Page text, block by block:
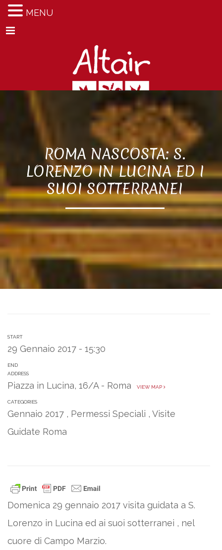
Menu
ROMA NASCOSTA: S.
LORENZO IN LUCINA ED I
SUOI SOTTERRANEI
START
29 Gennaio 2017 - 15:30
END
ADDRESS
Piazza in Lucina, 16/A - Roma VIEW MAP
CATEGORIES
Gennaio 2017 , Permessi Speciali , Visite
Guidate Roma
Domenica 29 gennaio 2017 visita guidata a S.
Lorenzo in Lucina ed ai suoi sotterranei , nel
cuore di Campo Marzio.
MENU